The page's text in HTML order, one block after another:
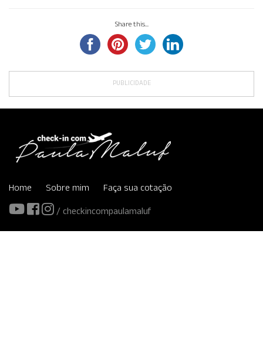
Share this...
PUBLICIDADE
Home Sobre mim Faça sua cotação
/ checkincompaulamaluf